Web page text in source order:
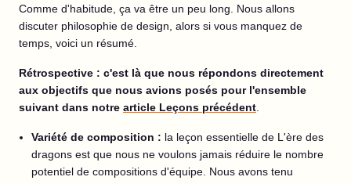
Comme d'habitude, ça va être un peu long. Nous allons
discuter philosophie de design, alors si vous manquez de
temps, voici un résumé.
Rétrospective : c'est là que nous répondons directement
aux objectifs que nous avions posés pour l'ensemble
suivant dans notre article Leçons précédent
Variété de composition : la leçon essentielle de L'ère des
dragons est que nous ne voulons jamais réduire le nombre
potentiel de compositions d'équipe. Nous avons tenu